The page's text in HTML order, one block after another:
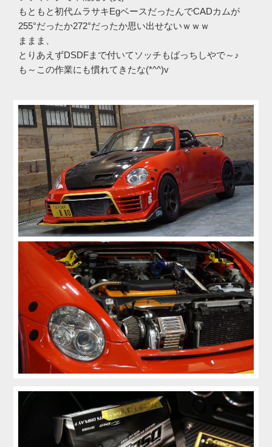
もともと初代ムラサキEgベースだったんでCADカムが
255°だったか272°だったか思い出せないｗｗｗ
ままま、
とりあえずDSDFまで付いてソッチもばっちしやで～♪
も～この作業にも慣れてきたな(*^^)v